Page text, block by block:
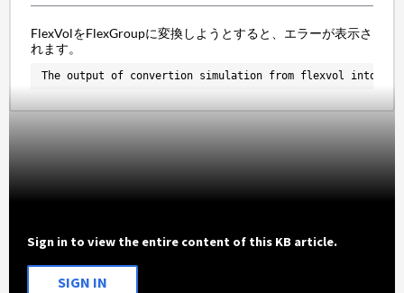
FlexVolをFlexGroupに変換しようとすると、エラーが表示さ
れます。
The output of convertion simulation from flexvol into
Sign in to view the entire content of this KB article.
SIGN IN